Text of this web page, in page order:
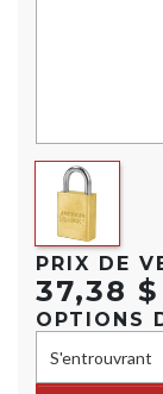
PRIX DE
37,38 $
OPTIONS
S'entrouvrant